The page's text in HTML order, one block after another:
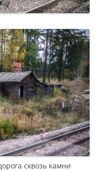
сквозь камни